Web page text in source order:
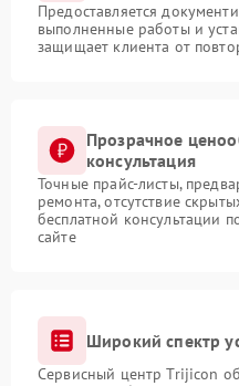
Предоставляется
выполненные работы и
защищает клиента от
Прозрачное
консультация
Точные прайс-листы,
ремонта, отсутствие
бесплатной консультации
сайте
Широкий спектр
Сервисный центр Trijicon